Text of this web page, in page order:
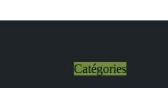
Catégories